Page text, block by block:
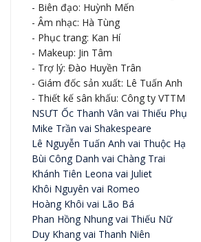
- Biên đạo: Huỳnh Mến
- Âm nhạc: Hà Tùng
- Phục trang: Kan Hí
- Makeup: Jin Tâm
- Trợ lý: Đào Huyền Trân
- Giám đốc sản xuất: Lê Tuấn Anh
- Thiết kế sân khấu: Công ty VTTM
NSƯT Ốc Thanh Vân vai Thiếu Phụ
Mike Trần vai Shakespeare
Lê Nguyễn Tuấn Anh vai Thuộc Hạ
​Bùi Công Danh vai Chàng Trai
Khánh Tiên Leona vai Juliet
Khôi Nguyên vai Romeo
Hoàng Khôi vai Lão Bá
Phan Hồng Nhung vai Thiếu Nữ
Duy Khang vai Thanh Niên